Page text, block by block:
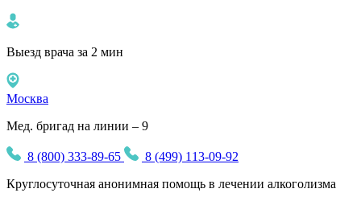
Выезд врача за 2 мин
Москва
Мед. бригад на линии – 9
8 (800) 333-89-65
8 (499) 113-09-92
Круглосуточная анонимная помощь в лечении алкоголизма